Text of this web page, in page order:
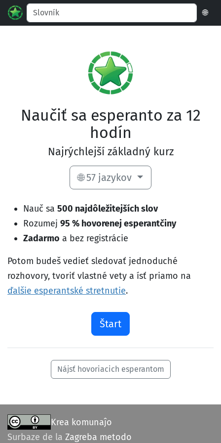
🌐
Naučiť sa esperanto za 12
hodín
Najrýchlejší základný kurz
🌐 57 jazykov
Nauč sa 500 najdôležitejších slov
Rozumej 95 % hovorenej esperantčiny
Zadarmo a bez registrácie
Potom budeš vedieť sledovať jednoduché
rozhovory, tvoriť vlastné vety a ísť priamo na
ďalšie esperantské stretnutie.
Štart
Nájsť hovoriacich esperantom
Krea komunaĵo
Surbaze de la Zagreba metodo